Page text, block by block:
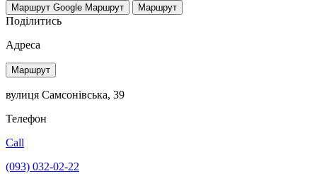
Маршрут Google Маршрут Маршрут
Поділитись
Адреса
Маршрут
вулиця Самсонівська, 39
Телефон
Call
(093) 032-02-22